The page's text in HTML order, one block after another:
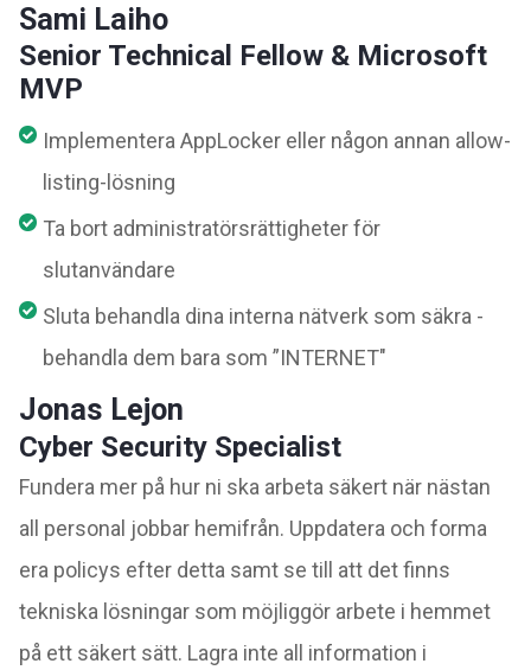
Sami Laiho
Senior Technical Fellow & Microsoft
MVP
Implementera AppLocker eller någon annan allow-
listing-lösning
Ta bort administratörsrättigheter för
slutanvändare
Sluta behandla dina interna nätverk som säkra -
behandla dem bara som ”INTERNET"
Jonas Lejon
Cyber Security Specialist
Fundera mer på hur ni ska arbeta säkert när nästan
all personal jobbar hemifrån. Uppdatera och forma
era policys efter detta samt se till att det finns
tekniska lösningar som möjliggör arbete i hemmet
på ett säkert sätt. Lagra inte all information i